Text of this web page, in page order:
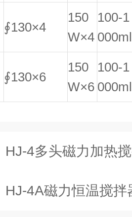
∮130×4
150
W×4
100-1
000ml
∮130×6
150
W×6
100-1
000ml
HJ-4多头磁力加热
HJ-4A磁力恒温搅拌